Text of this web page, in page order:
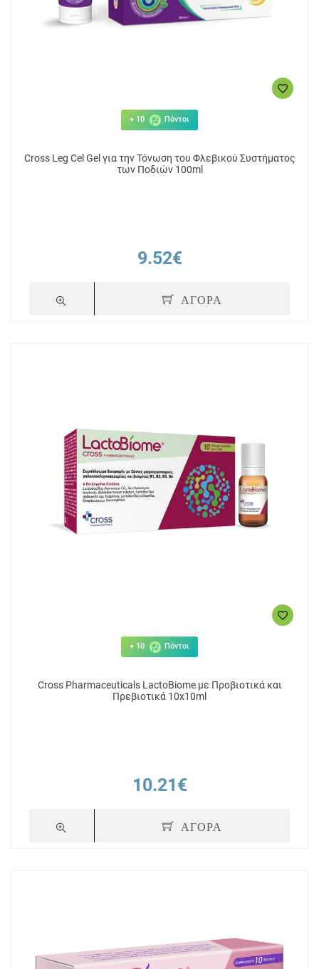
+ 10 Πόντοι
Cross Leg Cel Gel για την Τόνωση του Φλεβικού Συστήματος
των Ποδιών 100ml
9.52€
ΑΓΟΡΑ
+ 10 Πόντοι
Cross Pharmaceuticals LactoBiome με Προβιοτικά και
Πρεβιοτικά 10x10ml
10.21€
ΑΓΟΡΑ